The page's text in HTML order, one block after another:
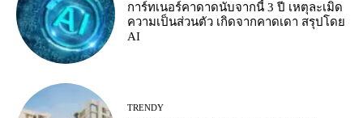
การ์ทเนอร์คาดาดนับจากนี้ 3 ปี เหตุละเมิด
ความเป็นส่วนตัว เกิดจากคาดเดา สรุปโดย
AI
TRENDY